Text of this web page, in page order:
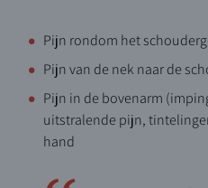
Pijn rondom het
Pijn van de nek naar de
Pijn in de bovenarm
uitstralende pijn,
hand